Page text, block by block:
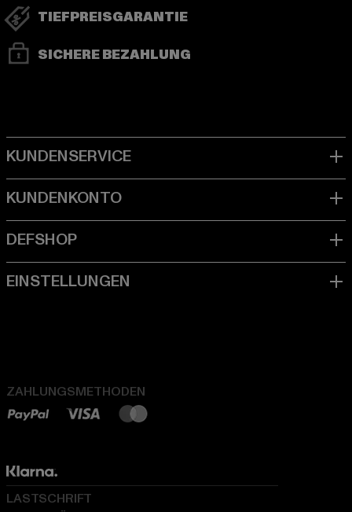
TIEFPREISGARANTIE
SICHERE BEZAHLUNG
ZAHLUNGSMETHODEN
LASTSCHRIFT